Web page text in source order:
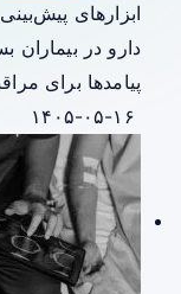
ابزارهای
دارو در بیماران
پیامدها برای